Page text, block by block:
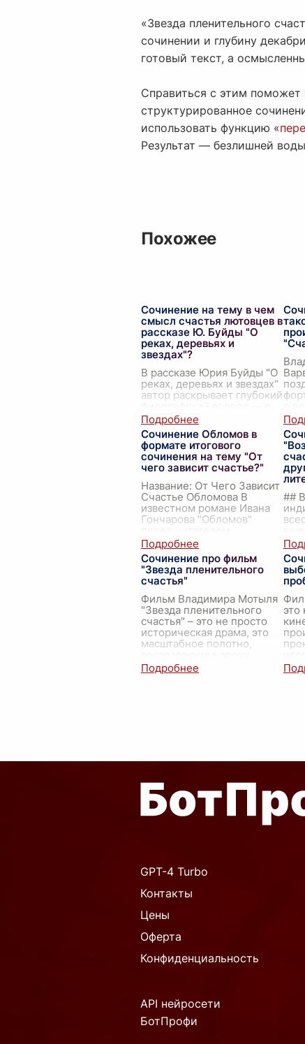
«Звезда пленительного
сочинении и глубину
готовый текст, а
Справиться с этим поможет
структурированное
использовать функцию «
Результат — безлишней
Похожее
Сочинение на тему в чем
смысл счастья лютовцев в
рассказе Ю. Буйды "О
реках, деревьях и
звездах"?
В рассказе Юрия Буйды "О
реках, деревьях и звездах"
автор раскрывает глубокий
чем состоит смысл счастья
лютовцев. Лютовцы – это
особенные люди, живущие
в гар...
Сочинение Обломов в
формате итогового
сочинения на тему "От
чего зависит счастье?"
Название: От Чего Зависит
Счастье Обломова В
известном романе Ивана
Гончарова "Обломов"
предстает прототип
русского человека — Илья
Ильич Обломов. Его поиск
счасть...
##
от
Сочинение про фильм
"Звезда пленительного
счастья"
Фильм Владимира Мотыля
"Звезда пленительного
счастья" – это не просто
историческая драма, это
масштабное полотно,
дворцовых переворотов,
декабристского
это
GPT-4 Turbo
Контакты
Цены
Оферта
Конфиденциальность
API нейросети
БотПрофи